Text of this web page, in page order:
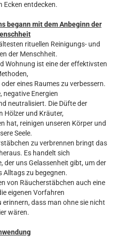
Ecken entdecken.
begann mit dem Anbeginn der
rituellen Reinigungs- und
der Menschheit.
Wohnung ist eine der effektivsten
eines Raumes zu verbessern.
negative Energien
neutralisiert. Die Düfte der
Hölzer und Kräuter,
hat, reinigen unseren Körper und
Seele.
zu verbrennen bringt das
Es handelt sich
der uns Gelassenheit gibt, um der
Alltags zu begegnen.
von Räucherstäbchen auch eine
eigenen Vorfahren
dass man ohne sie nicht
wären.